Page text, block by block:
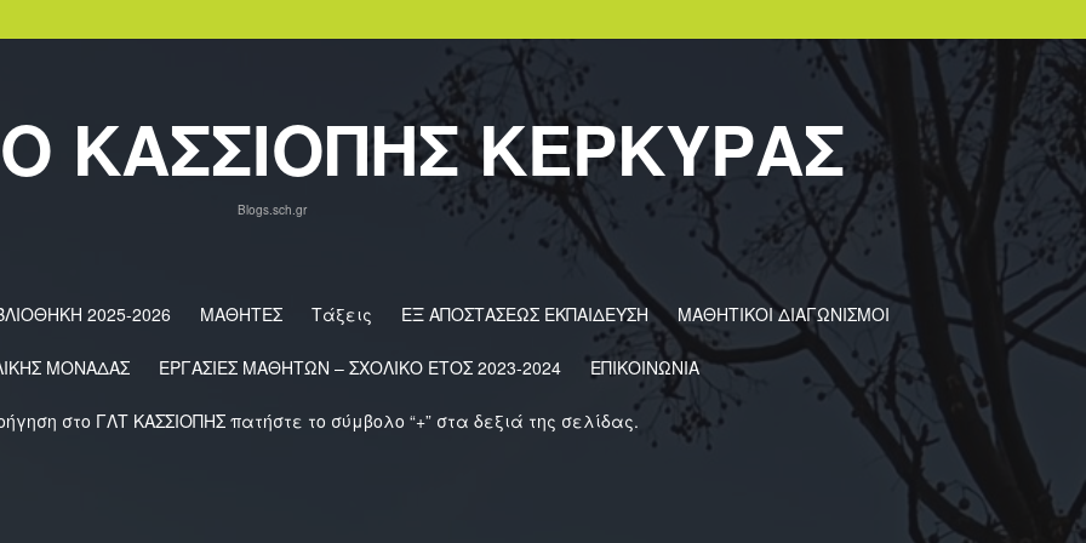
ΚΑΣΣΙΟΠΗΣ ΚΕΡΚΥΡΑΣ
Blogs.sch.gr
2025-2026 ΜΑΘΗΤΕΣ Τάξεις ΕΞ ΑΠΟΣΤΑΣΕΩΣ ΕΚΠΑΙΔΕΥΣΗ ΜΑΘΗΤΙΚΟΙ ΔΙΑΓΩΝΙΣΜΟΙ
ΜΟΝΑΔΑΣ ΕΡΓΑΣΙΕΣ ΜΑΘΗΤΩΝ – ΣΧΟΛΙΚΟ ΕΤΟΣ 2023-2024 ΕΠΙΚΟΙΝΩΝΙΑ
στο ΓΛΤ ΚΑΣΣΙΟΠΗΣ πατήστε το σύμβολο “+” στα δεξιά της σελίδας.